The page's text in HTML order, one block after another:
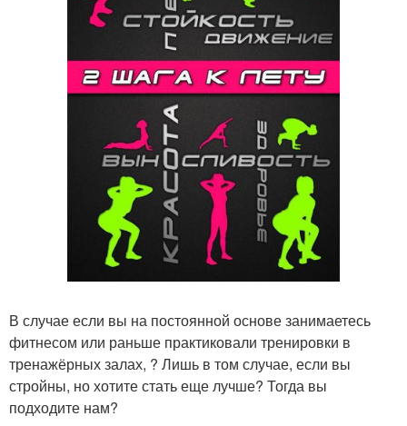
В случае если вы на постоянной основе занимаетесь
фитнесом или раньше практиковали тренировки в
тренажёрных залах, ? Лишь в том случае, если вы
стройны, но хотите стать еще лучше? Тогда вы
подходите нам?